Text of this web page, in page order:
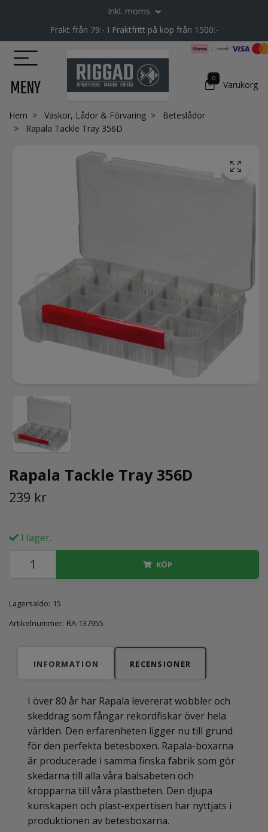
Inkl. moms
Frakt från 79:- I Fraktfritt på köp från 1500:-
MENY 0
Varukorg
Hem Väskor, Lådor & Förvaring
Beteslådor
Rapala Tackle Tray 356D
Rapala Tackle Tray 356D
239 kr
I lager.
KÖP
Lagersaldo: 15
Artikelnummer: RA-137955
INFORMATION RECENSIONER
I över 80 år har Rapala levererat wobbler och
skeddrag som fångar rekordfiskar över hela
världen. Den erfarenheten ligger nu till grund
för den perfekta betesboxen. Rapala-boxarna
är producerade i samma finska fabrik som gör
skedarna till alla våra balsabeten och
kropparna till våra plastbeten. Den djupa
kunskapen och plast-expertisen har nyttjats i
produktionen av betesboxarna.